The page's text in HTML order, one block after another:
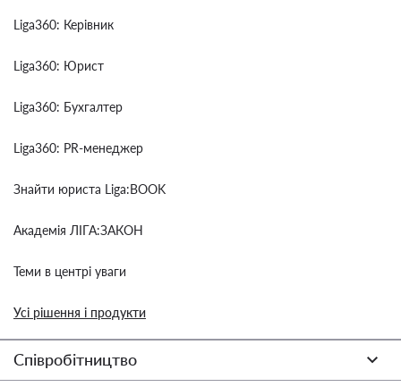
Liga360: Керівник
Liga360: Юрист
Liga360: Бухгалтер
Liga360: PR-менеджер
Знайти юриста Liga:BOOK
Академія ЛІГА:ЗАКОН
Теми в центрі уваги
Усі рішення і продукти
Співробітництво